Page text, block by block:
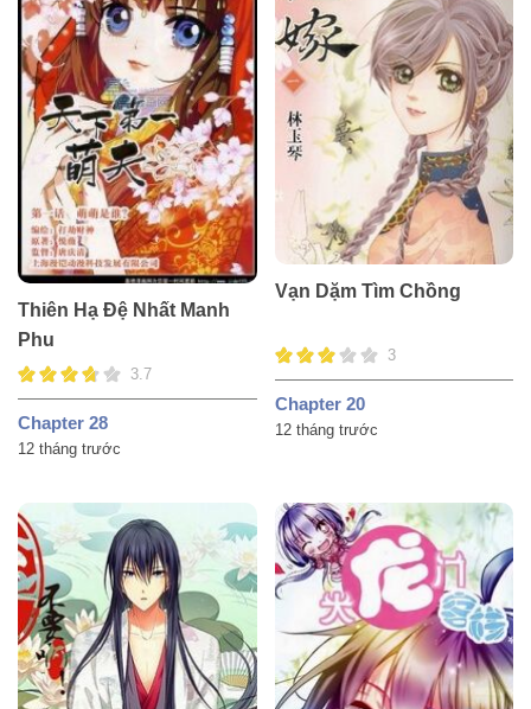
Thiên Hạ Đệ Nhất Manh
Phu
3.7
Chapter 28
12 tháng trước
Vạn Dặm Tìm Chồng
3
Chapter 20
12 tháng trước